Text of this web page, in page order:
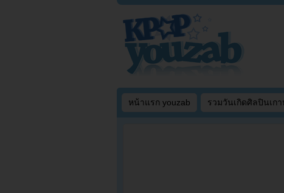
หน้าแรก youzab รวมวันเกิดศิลปินเก